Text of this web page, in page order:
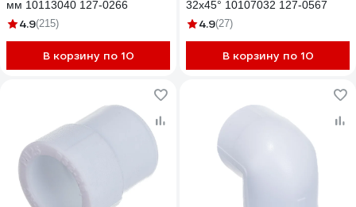
мм 10113040 127-0266
4.9(215)
В корзину по 10
32х45° 10107032 127-0567
4.9(27)
В корзину по 10